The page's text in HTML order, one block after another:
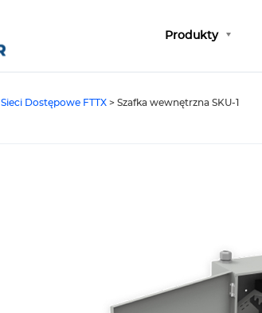
Produkty
Sieci Dostępowe FTTX > Szafka wewnętrzna SKU-1